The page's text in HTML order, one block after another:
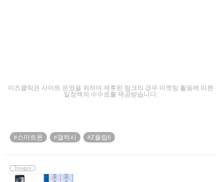
이즈클릭은 사이트 운영을 위하여 제후된 링크의 경우 마켓팅 활동에 따른
일정액의 수수료를 제공받습니다.
#스마트폰 #갤럭시 #Z플립6
Images